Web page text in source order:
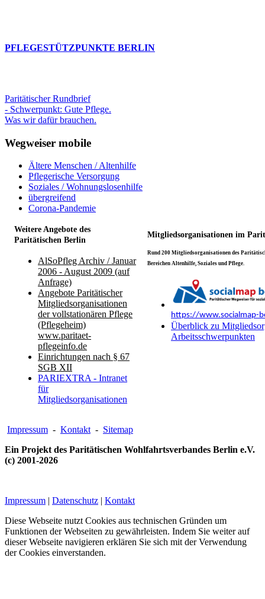
PFLEGESTÜTZPUNKTE BERLIN
Paritätischer Rundbrief
- Schwerpunkt: Gute Pflege.
Was wir dafür brauchen.
Wegweiser mobile
Ältere Menschen / Altenhilfe
Pflegerische Versorgung
Soziales / Wohnungslosenhilfe
übergreifend
Corona-Pandemie
Weitere Angebote des
Paritätischen Berlin
Mitgliedsorganisationen im
AlSoPfleg Archiv / Januar
2006 - August 2009 (auf
Anfrage)
Angebote Paritätischer
Mitgliedsorganisationen
der vollstationären Pflege
(Pflegeheim)
www.paritaet-
pflegeinfo.de
Einrichtungen nach § 67
SGB XII
PARIEXTRA - Intranet
für
Mitgliedsorganisationen
Rund 200 Mitgliedsorganisationen des
Bereichen Altenhilfe, Soziales und Pflege.
https://www.socialmap-
Überblick zu
Arbeitsschwerpunkten
Impressum - Kontakt - Sitemap
Ein Projekt des Paritätischen Wohlfahrtsverbandes Berlin e.V.
(c) 2001-2026
Impressum | Datenschutz | Kontakt
Diese Webseite nutzt Cookies aus technischen Gründen um
Funktionen der Webseiten zu gewährleisten. Indem Sie weiter auf
dieser Webseite navigieren erklären Sie sich mit der Verwendung
der Cookies einverstanden.